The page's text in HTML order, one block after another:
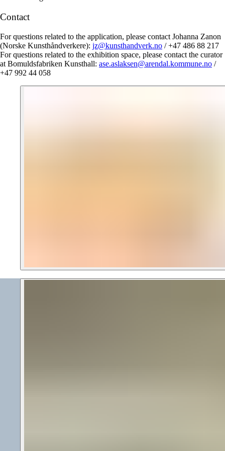
Contact
For questions related to the application, please contact Johanna Zanon
(Norske Kunsthåndverkere): jz@kunsthandverk.no / +47 486 88 217
For questions related to the exhibition space, please contact the curator
at Bomuldsfabriken Kunsthall: ase.aslaksen@arendal.kommune.no /
+47 992 44 058